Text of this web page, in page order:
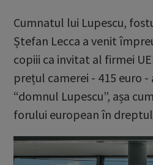
Cumnatul lui Lupescu,
Ștefan Lecca a venit
copiii ca invitat al firmei
prețul camerei - 415 euro
“domnul Lupescu”, așa
forului european în